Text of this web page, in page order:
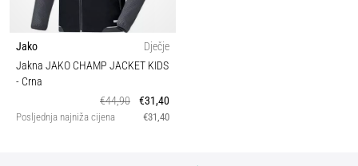
Jako
Dječje
Jakna JAKO CHAMP JACKET KIDS
- Crna
€44,90
€31,40
Posljednja najniža cijena €31,40